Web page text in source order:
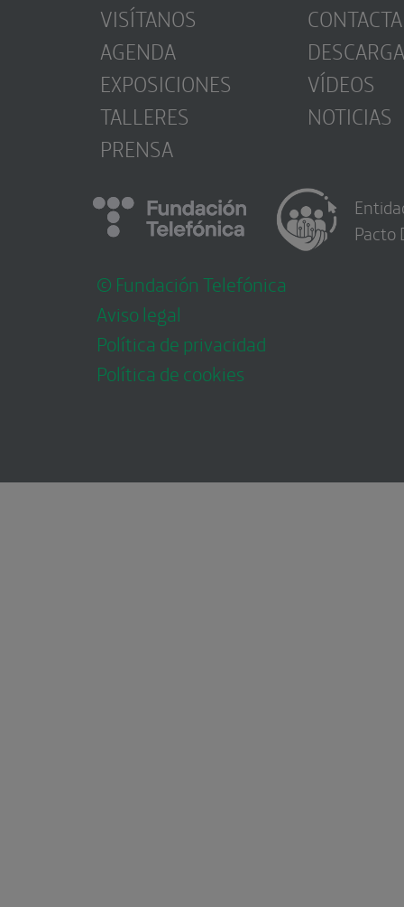
VISÍTANOS
AGENDA
EXPOSICIONES
TALLERES
PRENSA
CONTACTA
VÍDEOS
NOTICIAS
© Fundación Telefónica
Aviso legal
Política de privacidad
Política de cookies
Pacto